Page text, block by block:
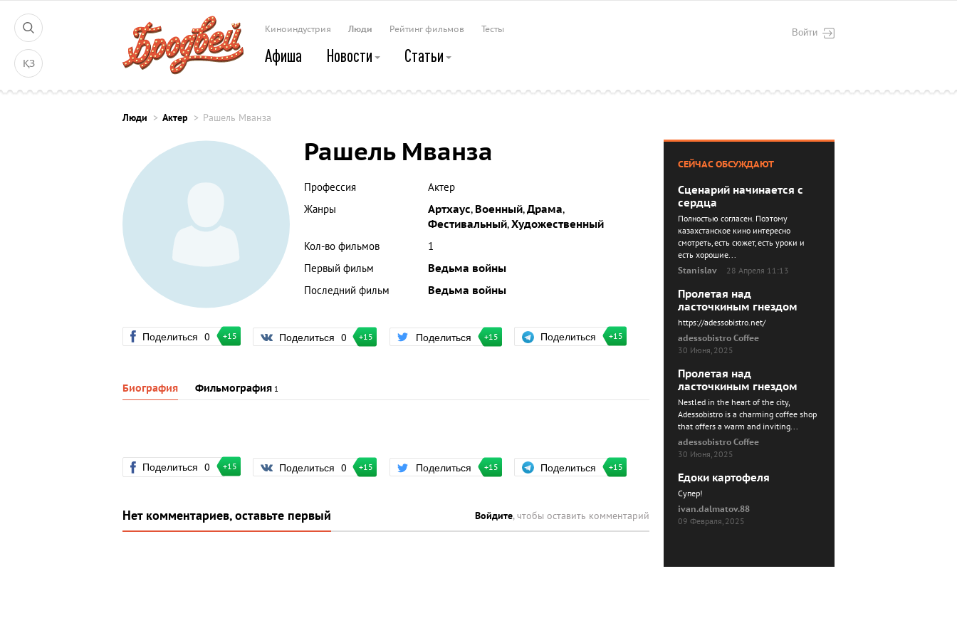
ҚЗ
Войти
Киноиндустрия Люди Рейтинг фильмов Тесты
Афиша Новости Статьи
Люди Актер Рашель Мванза
Рашель Мванза
Профессия
Актер
Жанры
Артхаус, Военный,Драма,
Фестивальный,Художественный
Кол-во фильмов
1
Первый фильм
Ведьма войны
Последний фильм
Ведьма войны
Поделиться 0 +15 Поделиться 0 +15 Поделиться +15 Поделиться +15
Биография Фильмография 1
Поделиться 0 +15 Поделиться 0 +15 Поделиться +15 Поделиться +15
Нет комментариев, оставьте первый Войдите, чтобы оставить комментарий
СЕЙЧАС ОБСУЖДАЮТ
Сценарий начинается с
сердца
Полностью согласен. Поэтому
казахстанское кино интересно
смотреть, есть сюжет, есть уроки и
есть хорошие...
Stanislav
28 Апреля 11:13
Пролетая над
ласточкиным гнездом
https://adessobistro.net/
adessobistro Coffee
30 Июня, 2025
Пролетая над
ласточкиным гнездом
Nestled in the heart of the city,
Adessobistro is a charming coffee shop
that offers a warm and inviting...
adessobistro Coffee
30 Июня, 2025
Едоки картофеля
Cупер!
ivan.dalmatov.88
09 Февраля, 2025